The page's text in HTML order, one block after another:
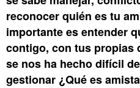
reconocer quién es tu
importante es entender
contigo, con tus propias
se nos ha hecho difícil
gestionar ¿Qué es